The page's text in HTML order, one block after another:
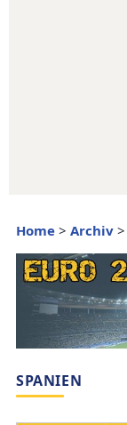
Home > Archiv >
SPANIEN